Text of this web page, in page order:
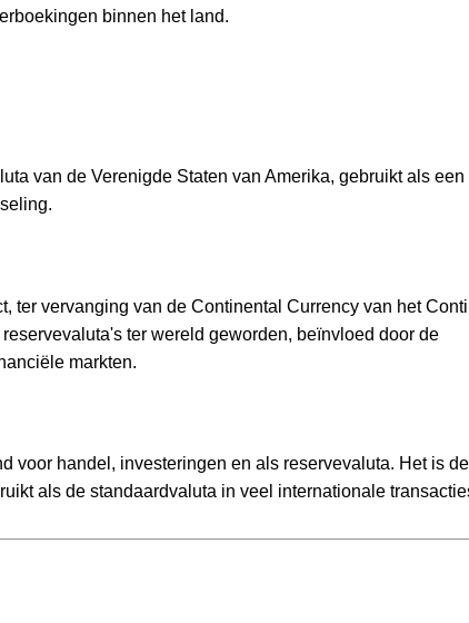
binnen het land.
van de Verenigde Staten van Amerika, gebruikt als een
ter vervanging van de Continental Currency van het
ter wereld geworden, beïnvloed door de
markten.
voor handel, investeringen en als reservevaluta. Het is
als de standaardvaluta in veel internationale